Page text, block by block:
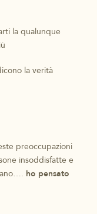
la qualunque
la verità
preoccupazioni
insoddisfatte e
ho pensato